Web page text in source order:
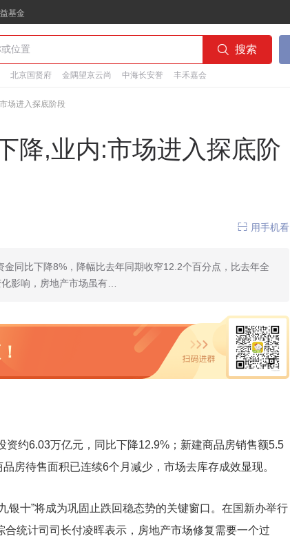
基金
 搜索
北京国贤府 金隅望京云尚 中海长安誉 丰禾嘉会
场进入探底阶段
降,业内:市场进入探底阶
 用手机看
同比下降8%，降幅比去年同期收窄12.2个百分点，比去年全
影响，房地产市场虽有…
约6.03万亿元，同比下降12.9%；新建商品房销售额5.5
房待售面积已连续6个月减少，市场去库存成效显现。
银十”将成为巩固止跌回稳态势的关键窗口。在国新办举行
统计司司长付凌晖表示，房地产市场修复需要一个过